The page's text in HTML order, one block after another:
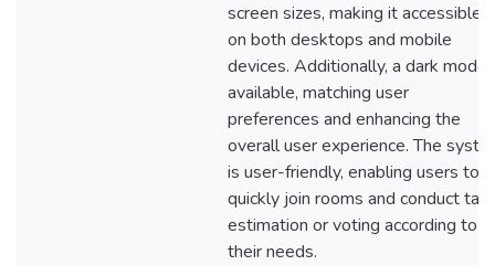
screen sizes, making it accessible
on both desktops and mobile
devices. Additionally, a dark mode
available, matching user
preferences and enhancing the
overall user experience. The
is user-friendly, enabling users to
quickly join rooms and conduct
estimation or voting according to
their needs.